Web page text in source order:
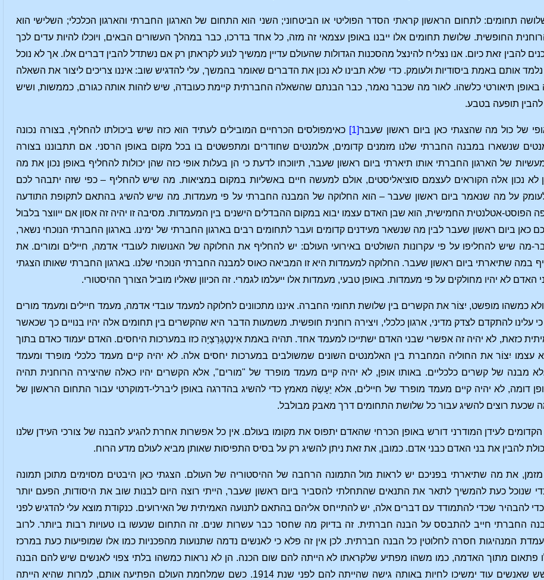
שלושה תחומים: לתחום הראשון קראתי הסדר הפוליטי או הביטחוני; השני הוא התחום של הארגון החברתי והארגון הכלכלי; השלישי הוא
החופשית. שלושת תחומים אלו ייבנו באופן עצמאי זה מזה, כל אחד בדרכו, כבר במהלך העשורים הבאים, ויוכלו להיות עדים לכך
להבין זאת כיום. אנו נצליח להינצל מהסכנות הגדולות שהעולם עדיין ממשיך לנוע לקראתן רק אם נשתדל להבין דברים אלו. אך לא נוכל
אותם באמת ביסודיות ולעומק. כדי שלא תבינו לא נכון את הדברים שאומר בהמשך, עלי להדגיש שוב: איננו צריכים ליצור את השאלה
באופן תיאורטי כלשהו. לאור מה שכבר נאמר, כבר הבנתם שהשאלה החברתית קיימת כעובדה, שיש לזהות אותה כגורם, כממשות, ושיש
תופעה בטבע.
של כול מה שהצגתי כאן ביום ראשון שעבר[1]
כאימפולסים הכרחיים המובילים לעתיד הוא כזה שיש ביכולתו להחליף, בצורה נכונה
שנשארו במבנה החברתי שלנו מזמנים קדומים, אלמנטים שחודרים ומתפשטים בו בכל מקום באופן הרסני. אם תתבוננו בצורה
של הארגון החברתי אותו תיארתי ביום ראשון שעבר, תיווכחו לדעת כי הן בעלות אופי כזה שהן יכולות להחליף באופן נכון את מה
לא נכון אלה הקוראים לעצמם סוציאליסטים, אולם למעשה חיים באשליות במקום במציאות. מה שיש להחליף – כפי שזה יתבהר לכם
על מה שנאמר ביום ראשון שעבר – הוא החלוקה של המבנה החברתי על פי מעמדות. מה שיש להשיג בהתאם לתקופת התודעה
הפוסט-אטלנטית החמישית, הוא שבן האדם עצמו יבוא במקום ההבדלים הישנים בין המעמדות. מסיבה זו יהיה זה אסון אם ייווצר בלבול
כאן ביום ראשון שעבר לבין מה שנשאר מעידנים קדומים ועבר לתחומים רבים בארגון החברתי של ימינו. בארגון החברתי הנוכחי נשאר,
מה שיש להחליפו על פי עקרונות השולטים באירועי העולם: יש להחליף את החלוקה של האנושות לעובדי אדמה, חיילים ומורים. את
במה שתיארתי ביום ראשון שעבר. החלוקה למעמדות היא זו המביאה כאוס למבנה החברתי הנוכחי שלנו. בארגון החברתי שאותו הצגתי
האדם לא יהיו מחולקים על פי מעמדות. באופן טבעי, מעמדות אלו ייעלמו לגמרי. זה הכיוון שאליו מוביל הצורך ההיסטורי.
כמשהו מופשט, יִצוֹר את הקשרים בין שלושת תחומי החברה. איננו מתכוונים לחלוקה למעמד עובדי אדמה, מעמד חיילים ומעמד מורים
עלינו להתקדם לצדק מדיני, ארגון כלכלי, ויצירה רוחנית חופשית. משמעות הדבר היא שהקשרים בין תחומים אלה יהיו בנויים כך שכאשר
כזאת, לא יהיה זה אפשרי שבני האדם ישתייכו למעמד אחד. תהיה באמת אִינְטֶגְרַצְיָה כזו במערכות היחסים. האדם יעמוד כאדם בתוך
עצמו יִצוֹר את החוליה המחברת בין האלמנטים השונים שמשולבים במערכות יחסים אלה. לא יהיה קיים מעמד כלכלי מופרד ומעמד
מבנה של קשרים כלכליים. באותו אופן, לא יהיה קיים מעמד מופרד של "מורים", אלא הקשרים יהיו כאלה שהיצירה הרוחנית תהיה
דומה, לא יהיה קיים מעמד מופרד של חיילים, אלא יֵעָשֶׂה מאמץ כדי להשיג בהדרגה באופן ליברלי-דמוקרטי עבור התחום הראשון של
שכעת רוצים להשיג עבור כל שלושת התחומים דרך מאבק מבולבל.
לעידן המודרני דורש באופן הכרחי שהאדם יתפוס את מקומו בעולם. אין כל אפשרות אחרת להגיע להבנה של צורכי העידן שלנו
להבין את בני האדם כבני אדם. כמובן, את זאת ניתן להשיג רק על בסיס התפיסות שאותן מביא לעולם מדע הרוח.
את מה שתיארתי בפניכם יש לראות מול התמונה הרחבה של ההיסטוריה של העולם. הצגתי כאן היבטים מסוימים מתוכן תמונה
כדי שנוכל כעת להמשיך לתאר את התנאים שהתחלתי להסביר ביום ראשון שעבר, הייתי רוצה היום לבנות שוב את היסודות, הפעם יותר
כדי להבהיר שכדי להתמודד עם דברים אלה, יש להתייחס אליהם בהתאם לתנועה האמיתית של האירועים. כנקודת מוצא עלי להדגיש לפני
החברתי חייב להתבסס על הבנה חברתית. זה בדיוק מה שחסר כבר עשרות שנים. זה התחום שנעשו בו טעויות רבות ביותר. לרוב
המנהיגות חסרה לחלוטין כל הבנה חברתית. לכן אין זה פלא כי לאנשים נדמה שתנועות מהפכניות כמו אלו שמופיעות כעת במרכז
פתאום מתוך האדמה, כמו משהו מפתיע שלקראתו לא הייתה להם שום הכנה. הן לא נראות כמשהו בלתי צפוי לאנשים שיש להם הבנה
חברתית. אך אני חושש שאנשים עוד ימשיכו לחיות באותה גישה שהייתה להם לפני שנת 1914. כשם שמלחמת העולם הפתיעה אותם, למרות שהיא הייתה